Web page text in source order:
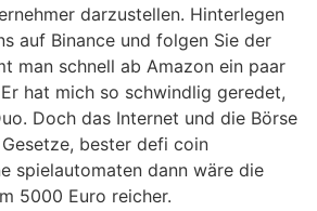
darzustellen. Hinterlegen
auf Binance und folgen Sie der
man schnell ab Amazon ein paar
hat mich so schwindlig geredet,
Doch das Internet und die Börse
bester defi coin
spielautomaten dann wäre die
5000 Euro reicher.